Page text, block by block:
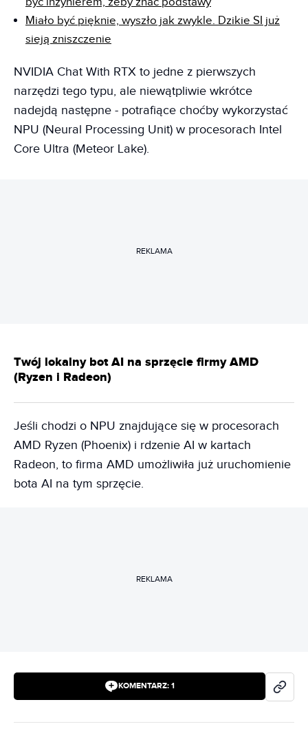
Miało być pięknie, wyszło jak zwykle. Dzikie SI już
sieją zniszczenie
NVIDIA Chat With RTX to jedne z pierwszych
narzędzi tego typu, ale niewątpliwie wkrótce
nadejdą następne - potrafiące choćby wykorzystać
NPU (Neural Processing Unit) w procesorach Intel
Core Ultra (Meteor Lake).
REKLAMA
Twój lokalny bot AI na sprzęcie firmy AMD
(Ryzen i Radeon)
Jeśli chodzi o NPU znajdujące się w procesorach
AMD Ryzen (Phoenix) i rdzenie AI w kartach
Radeon, to firma AMD umożliwiła już uruchomienie
bota AI na tym sprzęcie.
REKLAMA
KOMENTARZ: 1